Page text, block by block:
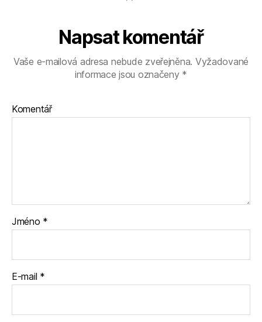
Napsat komentář
Vaše e-mailová adresa nebude zveřejněna. Vyžadované
informace jsou označeny *
Komentář
Jméno *
E-mail *